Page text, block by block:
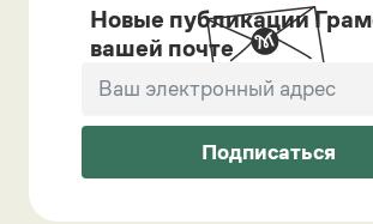
Новые публикации
вашей почте
Подписаться